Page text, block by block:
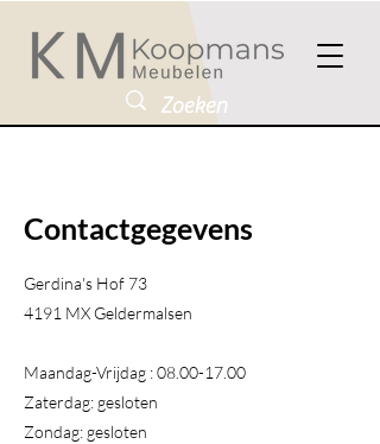
Contactgegevens
Gerdina's Hof 73
4191 MX Geldermalsen​
Maandag-Vrijdag :08.00-17.00
Zaterdag: gesloten
Zondag: gesloten